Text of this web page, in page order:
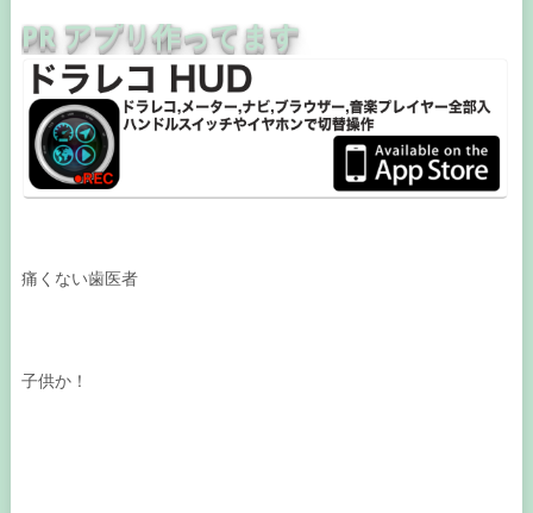
PR アプリ作ってます
痛くない歯医者
子供か！